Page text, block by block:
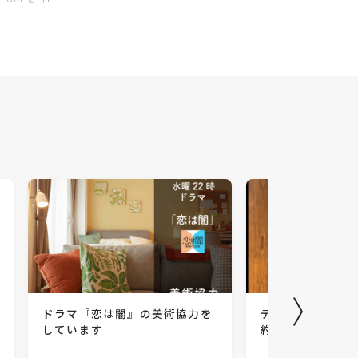
ドラマ『恋は闇』の美術協力を
しています
デザイナーズア
約販売を開始し